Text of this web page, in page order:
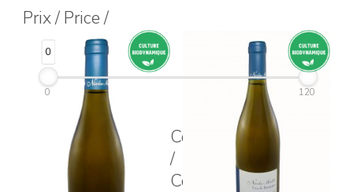
variations.
Les
options
peuvent
être
choisies
Les
Prix / Price /
0 120
0 120
Couleur
/
Color